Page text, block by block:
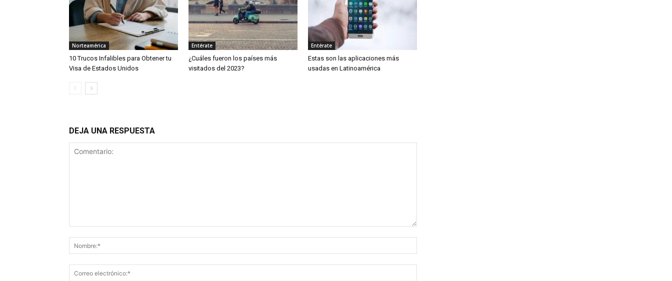
Norteamérica
10 Trucos Infalibles para Obtener tu
Visa de Estados Unidos
Entérate
¿Cuáles fueron los países más
visitados del 2023?
Entérate
Estas son las aplicaciones más
usadas en Latinoamérica
DEJA UNA RESPUESTA